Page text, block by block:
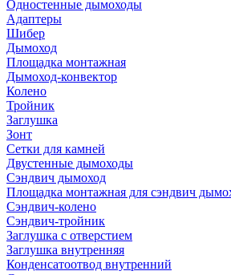
Одностенные дымоходы
Адаптеры
Шибер
Дымоход
Площадка монтажная
Дымоход-конвектор
Колено
Тройник
Заглушка
Зонт
Сетки для камней
Двустенные дымоходы
Сэндвич дымоход
Площадка монтажная для сэндвич
Сэндвич-колено
Сэндвич-тройник
Заглушка с отверстием
Заглушка внутренняя
Конденсатоотвод внутренний